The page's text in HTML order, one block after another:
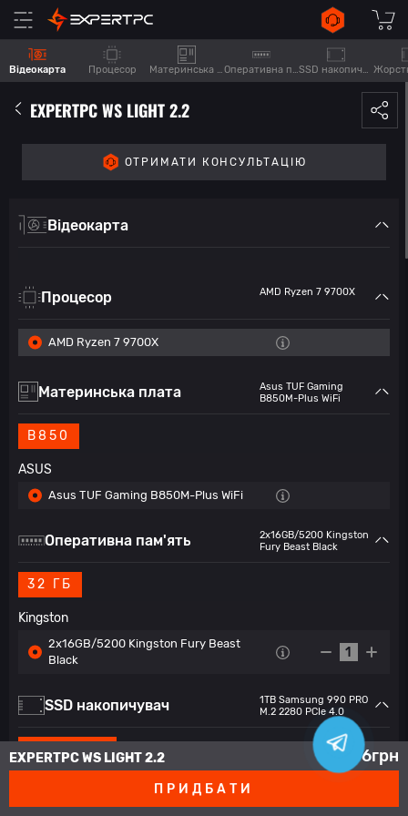
EXPERTPC WS LIGHT 2.2 81 346грн
ПРИДБАТИ
Відеокарта Процесор Материнська плата Оперативна пам'ять SSD накопичувач
EXPERTPC WS LIGHT 2.2
ОТРИМАТИ КОНСУЛЬТАЦІЮ
Відеокарта
Процесор AMD Ryzen 7 9700X
AMD Ryzen 7 9700X
Материнська плата
Asus TUF Gaming
B850M-Plus WiFi
B850
ASUS
Asus TUF Gaming B850M-Plus WiFi
Оперативна пам'ять
2x16GB/5200 Kingston
Fury Beast Black
32 ГБ
Kingston
2x16GB/5200 Kingston Fury Beast
Black
1
SSD накопичувач
1ТB Samsung 990 PRO
M.2 2280 PCIe 4.0
ОТ 960GB